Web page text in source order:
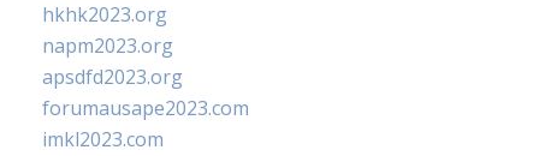
hkhk2023.org
napm2023.org
apsdfd2023.org
forumausape2023.com
imkl2023.com